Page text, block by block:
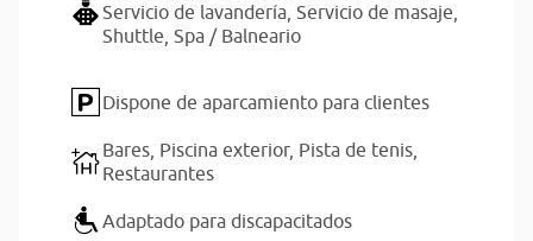
Servicio de lavandería, Servicio de masaje,
Shuttle, Spa / Balneario
Dispone de aparcamiento para clientes
Bares, Piscina exterior, Pista de tenis,
Restaurantes
Adaptado para discapacitados